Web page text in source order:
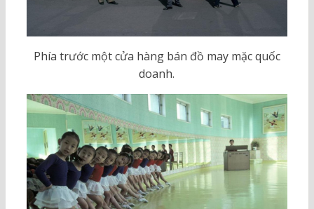
Phía trước một cửa hàng bán đồ may mặc quốc
doanh.